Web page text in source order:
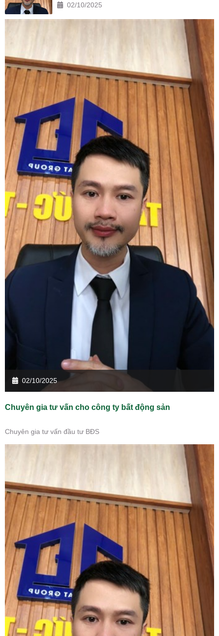
02/10/2025
02/10/2025
Chuyên gia tư vấn cho công ty bất động sản
Chuyên gia tư vấn đầu tư BĐS